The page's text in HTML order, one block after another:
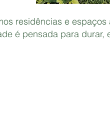
residências e
é pensada para durar,